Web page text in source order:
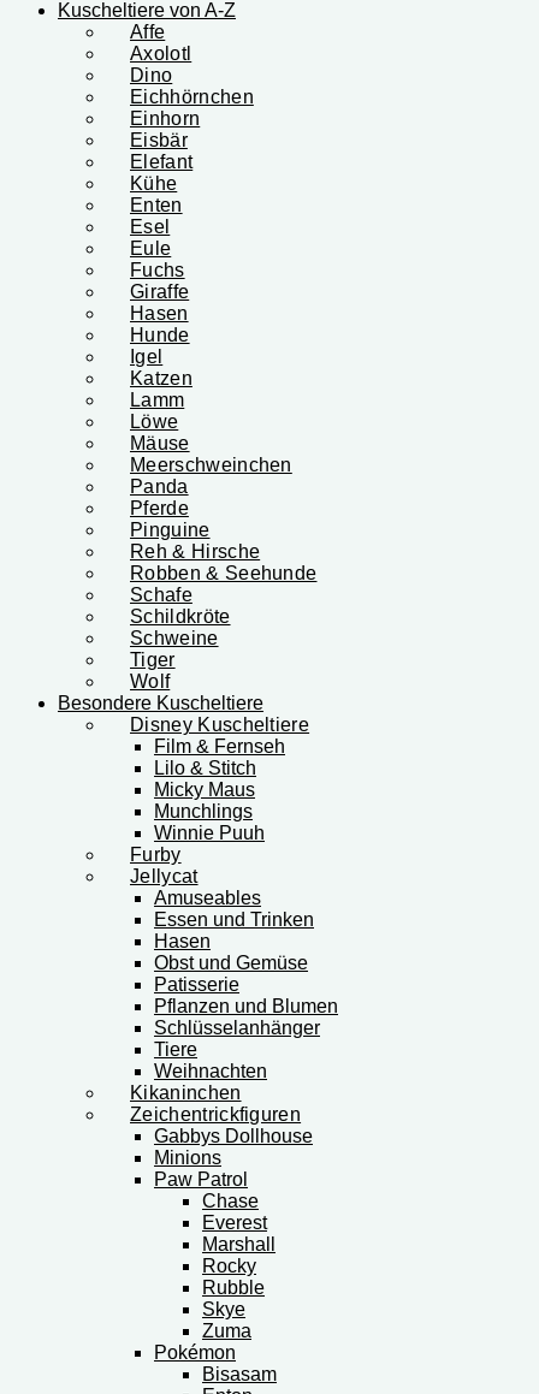
Kuscheltiere von A-Z
Affe
Axolotl
Dino
Eichhörnchen
Einhorn
Eisbär
Elefant
Kühe
Enten
Esel
Eule
Fuchs
Giraffe
Hasen
Hunde
Igel
Katzen
Lamm
Löwe
Mäuse
Meerschweinchen
Panda
Pferde
Pinguine
Reh & Hirsche
Robben & Seehunde
Schafe
Schildkröte
Schweine
Tiger
Wolf
Besondere Kuscheltiere
Disney Kuscheltiere
Film & Fernseh
Lilo & Stitch
Micky Maus
Munchlings
Winnie Puuh
Furby
Jellycat
Amuseables
Essen und Trinken
Hasen
Obst und Gemüse
Patisserie
Pflanzen und Blumen
Schlüsselanhänger
Tiere
Weihnachten
Kikaninchen
Zeichentrickfiguren
Gabbys Dollhouse
Minions
Paw Patrol
Chase
Everest
Marshall
Rocky
Rubble
Skye
Zuma
Pokémon
Bisasam